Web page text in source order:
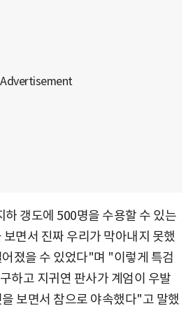
갱도에 500명을 수용할 수 있는
면서 진짜 우리가 막아내지 못했
졌을 수 있었다"며 "이렇게 특검
하고 지귀연 판사가 계엄이 우발
보면서 참으로 야속했다"고 말했